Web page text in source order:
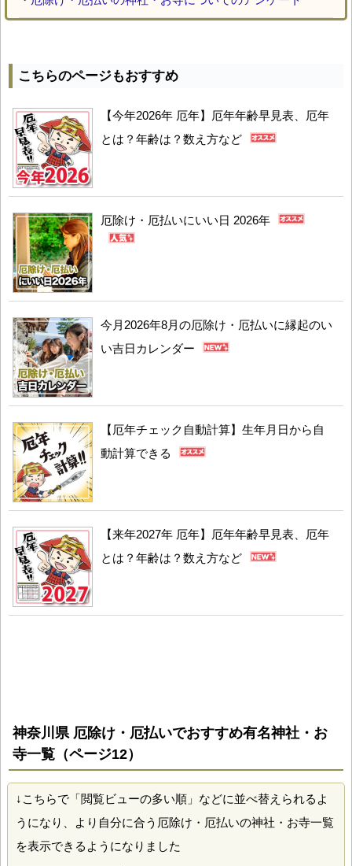
こちらのページもおすすめ
【今年2026年 厄年】厄年年齢早見表、厄年
とは？年齢は？数え方など
厄除け・厄払いにいい日 2026年
今月2026年8月の厄除け・厄払いに縁起のい
い吉日カレンダー
【厄年チェック自動計算】生年月日から自
動計算できる
【来年2027年 厄年】厄年年齢早見表、厄年
とは？年齢は？数え方など
神奈川県 厄除け・厄払いでおすすめ有名神社・お
寺一覧（ページ12）
↓こちらで「閲覧ビューの多い順」などに並べ替えられるよ
うになり、より自分に合う厄除け・厄払いの神社・お寺一覧
を表示できるようになりました